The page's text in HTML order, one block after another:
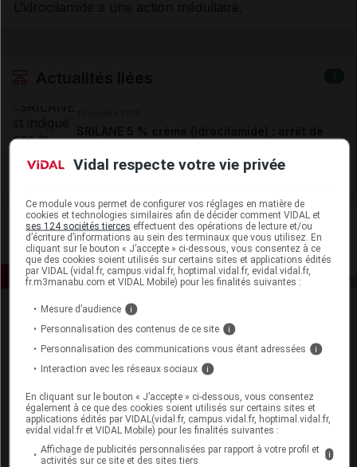
Espace produit
Boutique
VIDAL Expert
VIDAL Hoptimal
Vidal respecte votre vie privée
Ce module vous permet de configurer vos réglages en matière de
cookies et technologies similaires afin de décider comment VIDAL et
ses 124 sociétés tierces effectuent des opérations de lecture et/ou
d’écriture d’informations au sein des terminaux que vous utilisez. En
cliquant sur le bouton « J’accepte » ci-dessous, vous consentez à ce
que des cookies soient utilisés sur certains sites et applications édités
par VIDAL (vidal.fr, campus.vidal.fr, hoptimal.vidal.fr, evidal.vidal.fr,
fr.m3manabu.com et VIDAL Mobile) pour les finalités suivantes :
Mesure d’audience i
Personnalisation des contenus de ce site i
Personnalisation des communications vous étant adressées i
Interaction avec les réseaux sociaux i
En cliquant sur le bouton « J’accepte » ci-dessous, vous consentez
également à ce que des cookies soient utilisés sur certains sites et
applications édités par VIDAL(vidal.fr, campus.vidal.fr, hoptimal.vidal.fr,
evidal.vidal.fr et VIDAL Mobile) pour les finalités suivantes :
Affichage de publicités personnalisées par rapport à votre profil et
activités sur ce site et des sites tiers
i